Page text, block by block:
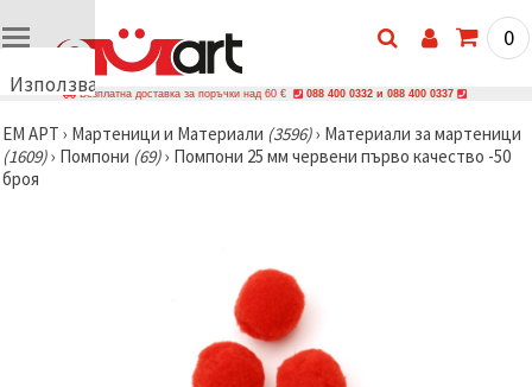
Използваме
🍪
Използваме
бисквитки
0
Безплатна доставка за поръчки над 60 € 088 400 0332 и 088 400 0337
ЕМ АРТ › Мартеници и Материали (3596)› Материали за мартеници
(1609)› Помпони (69)› Помпони 25 мм червени първо качество -50
броя